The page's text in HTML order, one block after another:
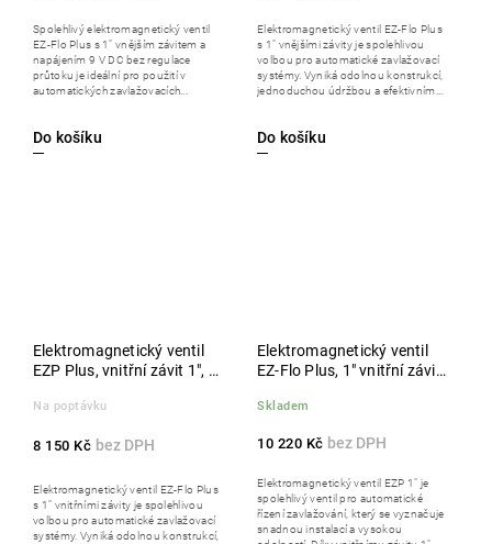
Do košíku
Spolehlivý elektromagnetický ventil
EZ-Flo Plus s 1" vnějším závitem a
napájením 9 V DC bez regulace
průtoku je ideální pro použití v
automatických zavlažovacích...
Do košíku
Elektromagnetický ventil EZ-Flo Plus
s 1" vnějšími závity je spolehlivou
volbou pro automatické zavlažovací
systémy. Vyniká odolnou konstrukcí,
jednoduchou údržbou a efektivním...
Elektromagnetický ventil
EZP Plus, vnitřní závit 1", s
DC, balení 20 ks
Na poptávku
8 150 Kč
Elektromagnetický ventil EZ-Flo Plus
s 1" vnitřními závity je spolehlivou
volbou pro automatické zavlažovací
systémy. Vyniká odolnou konstrukcí,
Elektromagnetický ventil
EZ-Flo Plus, 1" vnitřní závit,
balení 20 ks
Skladem
10 220 Kč
Elektromagnetický ventil EZP 1" je
spolehlivý ventil pro automatické
řízení zavlažování, který se vyznačuje
snadnou instalací a vysokou